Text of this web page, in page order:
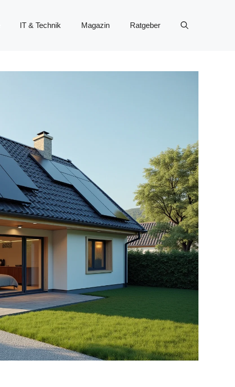
IT & Technik Magazin Ratgeber